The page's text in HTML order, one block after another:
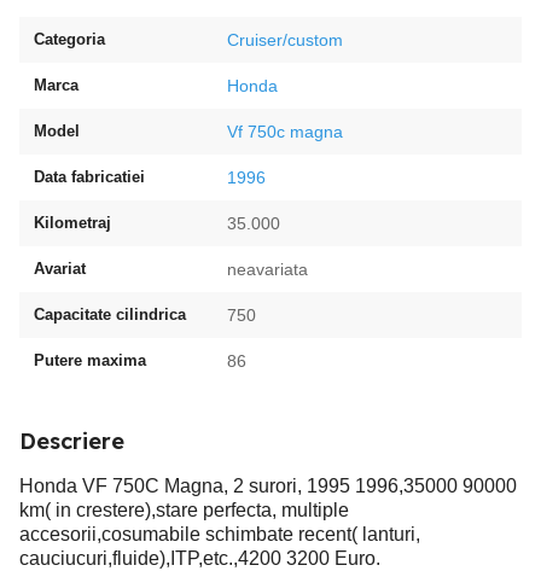
Categoria Cruiser/custom
Marca Honda
Model Vf 750c magna
Data fabricatiei 1996
Kilometraj 35.000
Avariat neavariata
Capacitate cilindrica 750
Putere maxima 86
Descriere
Honda VF 750C Magna, 2 surori, 1995 1996,35000 90000
km( in crestere),stare perfecta, multiple
accesorii,cosumabile schimbate recent( lanturi,
cauciucuri,fluide),ITP,etc.,4200 3200 Euro.